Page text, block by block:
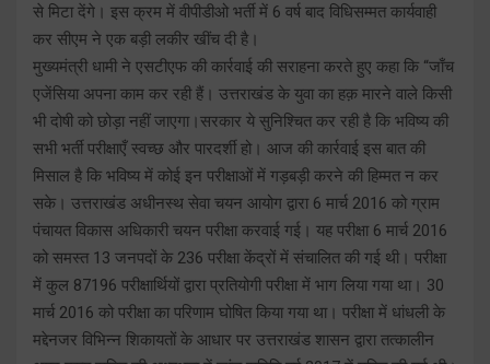
से मिटा देंगे। इस क्रम में वीपीडीओ भर्ती में 6 वर्ष बाद विधिसम्मत कार्यवाही
कर सीएम ने एक बड़ी लकीर खींच दी है।
मुख्यमंत्री धामी ने एसटीएफ की कार्रवाई की सराहना करते हुए कहा कि “जाँच
एजेंसिया अपना काम कर रही हैं। उत्तराखंड के युवा का हक़ मारने वाले किसी
भी दोषी को छोड़ा नहीं जाएगा।सरकार ये सुनिश्चित कर रही है कि भविष्य की
सभी भर्ती परीक्षाएँ स्वच्छ और पारदर्शी हो। आज की कार्रवाई इस बात की
मिसाल है कि भविष्य में कोई इन परीक्षाओं में गड़बड़ी करने की हिम्मत न कर
सके। उत्तराखंड अधीनस्थ सेवा चयन आयोग द्वारा 6 मार्च 2016 को ग्राम
पंचायत विकास अधिकारी चयन परीक्षा करवाई गई। यह परीक्षा 6 मार्च 2016
को समस्त 13 जनपदों के 236 परीक्षा केंद्रों में संचालित की गई थी। परीक्षा
में कुल 87196 परीक्षार्थियों द्वारा प्रतियोगी परीक्षा में भाग लिया गया था। 30
मार्च 2016 को परीक्षा का परिणाम घोषित किया गया था। परीक्षा में धांधली के
मद्देनजर विभिन्न शिकायतों के आधार पर उत्तराखंड शासन द्वारा तत्कालीन